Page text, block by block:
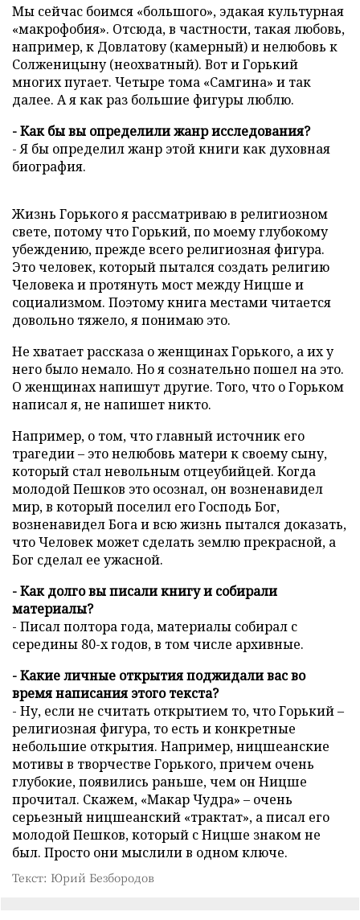
Мы сейчас боимся «большого», эдакая культурная
«макрофобия». Отсюда, в частности, такая любовь,
например, к Довлатову (камерный) и нелюбовь к
Солженицыну (неохватный). Вот и Горький
многих пугает. Четыре тома «Самгина» и так
далее. А я как раз большие фигуры люблю.
- Как бы вы определили жанр исследования?
- Я бы определил жанр этой книги как духовная
биография.
Жизнь Горького я рассматриваю в религиозном
свете, потому что Горький, по моему глубокому
убеждению, прежде всего религиозная фигура.
Это человек, который пытался создать религию
Человека и протянуть мост между Ницше и
социализмом. Поэтому книга местами читается
довольно тяжело, я понимаю это.
Не хватает рассказа о женщинах Горького, а их у
него было немало. Но я сознательно пошел на это.
О женщинах напишут другие. Того, что о Горьком
написал я, не напишет никто.
Например, о том, что главный источник его
трагедии – это нелюбовь матери к своему сыну,
который стал невольным отцеубийцей. Когда
молодой Пешков это осознал, он возненавидел
мир, в который поселил его Господь Бог,
возненавидел Бога и всю жизнь пытался доказать,
что Человек может сделать землю прекрасной, а
Бог сделал ее ужасной.
- Как долго вы писали книгу и собирали
материалы?
- Писал полтора года, материалы собирал с
середины 80-х годов, в том числе архивные.
- Какие личные открытия поджидали вас во
время написания этого текста?
- Ну, если не считать открытием то, что Горький –
религиозная фигура, то есть и конкретные
небольшие открытия. Например, ницшеанские
мотивы в творчестве Горького, причем очень
глубокие, появились раньше, чем он Ницше
прочитал. Скажем, «Макар Чудра» – очень
серьезный ницшеанский «трактат», а писал его
молодой Пешков, который с Ницше знаком не
был. Просто они мыслили в одном ключе.
Текст: Юрий Безбородов